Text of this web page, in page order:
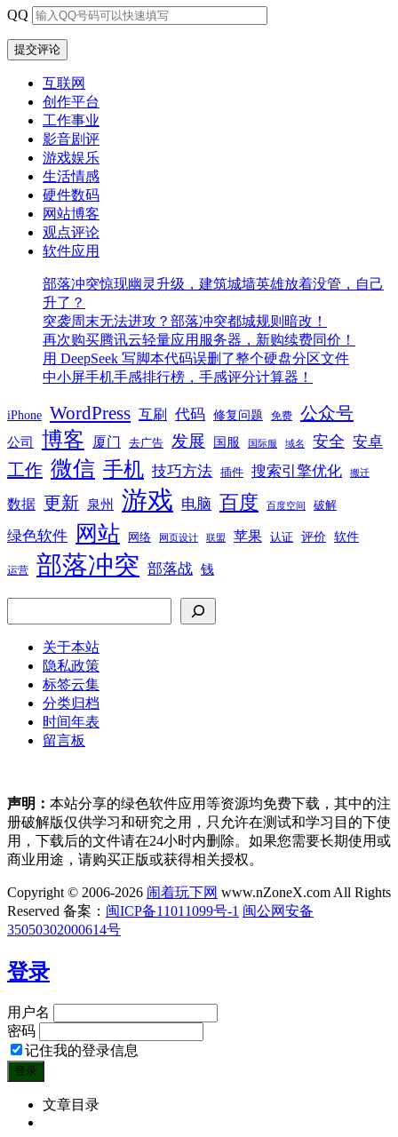
QQ
互联网
创作平台
工作事业
影音剧评
游戏娱乐
生活情感
硬件数码
网站博客
观点评论
软件应用
部落冲突惊现幽灵升级，建筑城墙英雄放着没管，自己
升了？
突袭周末无法进攻？部落冲突都城规则暗改！
再次购买腾讯云轻量应用服务器，新购续费同价！
用 DeepSeek 写脚本代码误删了整个硬盘分区文件
中小屏手机手感排行榜，手感评分计算器！
iPhone WordPress 互刷 代码 修复问题 免费 公众号
公司 博客 厦门 去广告 发展 国服 国际服 域名 安全 安卓
工作 微信 手机 技巧方法 插件 搜索引擎优化 搬迁
数据 更新 泉州 游戏 电脑 百度 百度空间 破解
绿色软件 网站 网络 网页设计 联盟 苹果 认证 评价 软件
运营 部落冲突 部落战 钱
关于本站
隐私政策
标签云集
分类归档
时间年表
留言板
声明： 本站分享的绿色软件应用等资源均免费下载，其中的注
册破解版仅供学习和研究之用，只允许在测试和学习目的下使
用，下载后的文件请在24小时内删除。如果您需要长期使用或
商业用途，请购买正版或获得相关授权。
Copyright © 2006-2026 闹着玩下网 www.nZoneX.com All Rights
Reserved 备案： 闽ICP备11011099号-1 闽公网安备
35050302000614号
登录
用户名
密码
记住我的登录信息
文章目录